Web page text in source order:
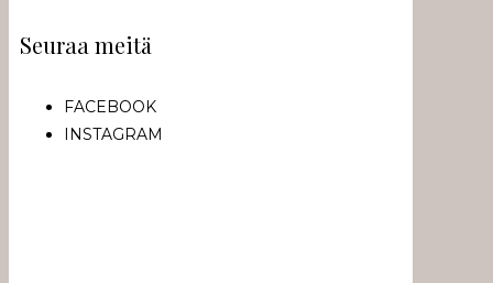
Seuraa meitä
FACEBOOK
INSTAGRAM